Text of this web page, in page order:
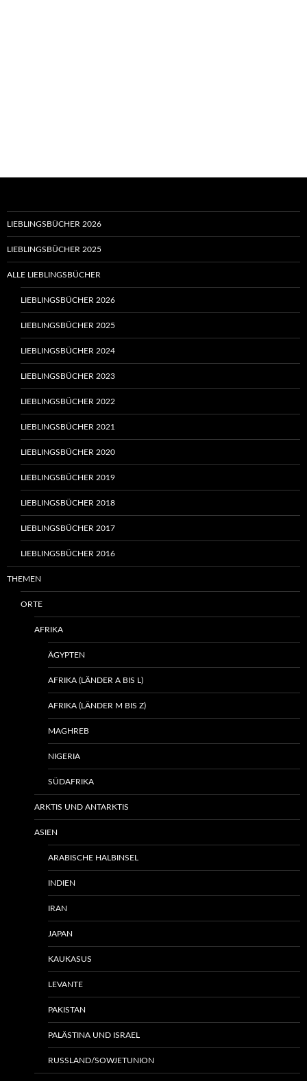
LIEBLINGSBÜCHER 2026
LIEBLINGSBÜCHER 2025
ALLE LIEBLINGSBÜCHER
LIEBLINGSBÜCHER 2026
LIEBLINGSBÜCHER 2025
LIEBLINGSBÜCHER 2024
LIEBLINGSBÜCHER 2023
LIEBLINGSBÜCHER 2022
LIEBLINGSBÜCHER 2021
LIEBLINGSBÜCHER 2020
LIEBLINGSBÜCHER 2019
LIEBLINGSBÜCHER 2018
LIEBLINGSBÜCHER 2017
LIEBLINGSBÜCHER 2016
THEMEN
ORTE
AFRIKA
ÄGYPTEN
AFRIKA (LÄNDER A BIS L)
AFRIKA (LÄNDER M BIS Z)
MAGHREB
NIGERIA
SÜDAFRIKA
ARKTIS UND ANTARKTIS
ASIEN
ARABISCHE HALBINSEL
INDIEN
IRAN
JAPAN
KAUKASUS
LEVANTE
PAKISTAN
PALÄSTINA UND ISRAEL
RUSSLAND/SOWJETUNION